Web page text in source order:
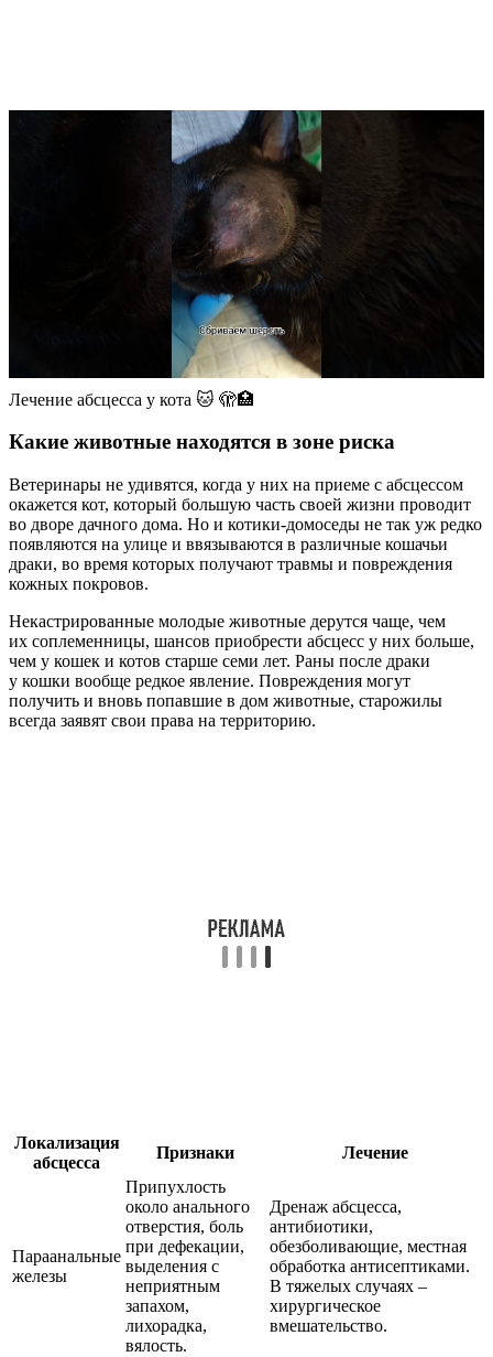
Лечение абсцесса у кота 🐱 🫣🏥
Какие животные находятся в зоне риска
Ветеринары не удивятся, когда у них на приеме с абсцессом
окажется кот, который большую часть своей жизни проводит
во дворе дачного дома. Но и котики-домоседы не так уж редко
появляются на улице и ввязываются в различные кошачьи
драки, во время которых получают травмы и повреждения
кожных покровов.
Некастрированные молодые животные дерутся чаще, чем
их соплеменницы, шансов приобрести абсцесс у них больше,
чем у кошек и котов старше семи лет. Раны после драки
у кошки вообще редкое явление. Повреждения могут
получить и вновь попавшие в дом животные, старожилы
всегда заявят свои права на территорию.
Локализация
абсцесса
Признаки Лечение
Параанальные
железы
Припухлость
около анального
отверстия, боль
при дефекации,
выделения с
неприятным
запахом,
лихорадка,
вялость.
Дренаж абсцесса,
антибиотики,
обезболивающие, местная
обработка антисептиками.
В тяжелых случаях –
хирургическое
вмешательство.